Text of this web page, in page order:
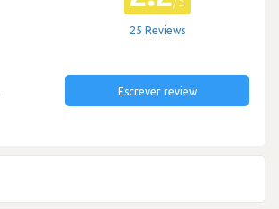
25 Reviews
Escrever review